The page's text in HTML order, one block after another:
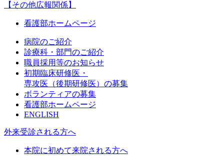
【その他広報関係】
看護部ホームページ
病院のご紹介
診療科・部門のご紹介
職員採用等のお知らせ
初期臨床研修医・
専攻医（後期研修医）の募集
ボランティアの募集
看護部ホームページ
ENGLISH
外来受診される方へ
本院に初めて来院される方へ